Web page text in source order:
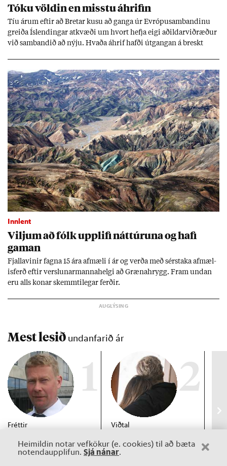
Tóku völd­in en misstu áhrif­in
Tíu ár­um eft­ir að Bret­ar kusu að ganga úr Evr­ópu­sam­band­inu
greiða Ís­lend­ing­ar at­kvæði um hvort hefja eigi að­ild­ar­við­ræð­ur
við sam­band­ið að nýju. Hvaða áhrif hafði út­gang­an á breskt
Innlent
Vilj­um að fólk upp­lifi nátt­úr­una og hafi
gam­an
Fjalla­vin­ir fagna 15 ára af­mæli í ár og verða með sér­staka af­mæl­
is­ferð eft­ir versl­un­ar­manna­helgi að Græna­hrygg. Fram und­an
eru alls kon­ar skemmti­leg­ar ferð­ir.
Mest lesið undanfarið ár
1
Fréttir
göml­um Benz: Vel­
gengn­in kostaði
2
Viðtal
tröð
Heimildin notar vefkökur (e. cookies) til að bæta
notendaupplifun. Sjá nánar.